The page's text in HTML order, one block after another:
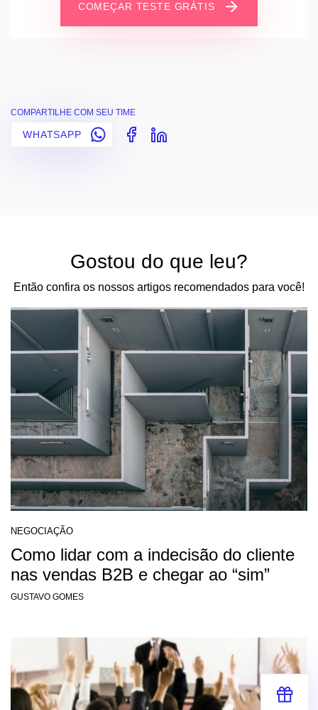
COMEÇAR TESTE GRÁTIS
COMPARTILHE COM SEU TIME
WHATSAPP
Gostou do que leu?
Então confira os nossos artigos recomendados para você!
NEGOCIAÇÃO
Como lidar com a indecisão do cliente
nas vendas B2B e chegar ao “sim”
GUSTAVO GOMES